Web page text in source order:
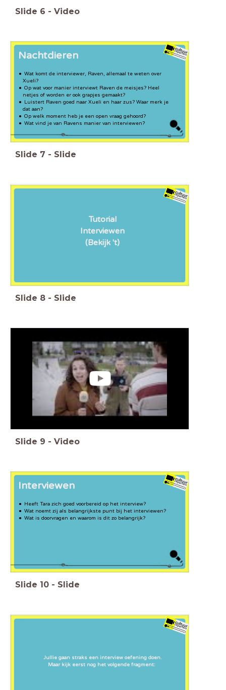
Slide 6 - Video
Wat komt de interviewer, Raven, allemaal te weten over
Xueli?
Op wat voor manier interviewt Raven de meisjes? Heel
netjes of worden er ook grapjes gemaakt?
Luistert Raven goed naar Xueli en haar zus? Waar merk je
dat aan?
Op welk moment heb je een open vraag gehoord?
Wat vind je van Ravens manier van interviewen?
Nachtdieren
Slide 7 - Slide
Tutorial
Interviewen
(Bekijk 't)
Slide 8 - Slide
Slide 9 - Video
Heeft Tara zich goed voorbereid op het interview?
Wat noemt zij als belangrijkste punt bij het interviewen?
Wat is doorvragen en waarom is dit zo belangrijk?
Interviewen
Slide 10 - Slide
Jullie gaan straks een interview oefening doen.
Maar kijk eerst nog het volgende fragment: